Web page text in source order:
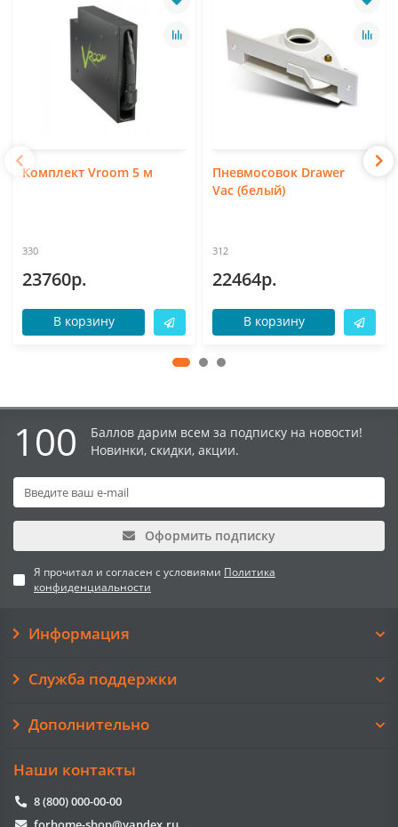
Комплект Vroom 5 м
330
23760р.
В корзину
Пневмосовок Drawer
Vac (белый)
312
22464р.
В корзину
100
Баллов дарим всем за подписку на новости!
Новинки, скидки, акции.
Оформить подписку
Я прочитал и согласен с условиями Политика
конфиденциальности
Информация
Служба поддержки
Дополнительно
Наши контакты
8 (800) 000-00-00